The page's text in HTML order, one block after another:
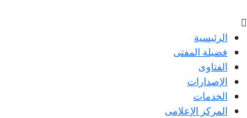
الرئيسية
فضيلة المفتى
الفتاوى
الإصدارات
الخدمات
المركز الإعلامى